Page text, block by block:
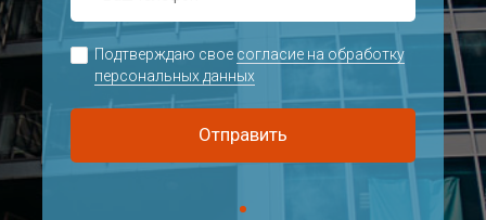
Подтверждаю свое согласие на обработку
персональных данных